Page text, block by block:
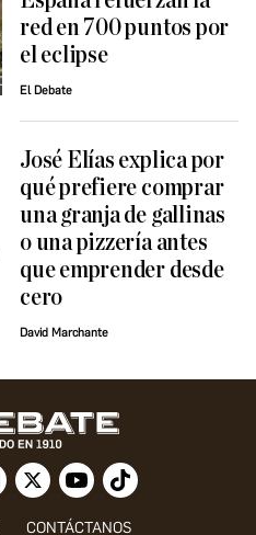
red en 700 puntos por
el eclipse
El Debate
José Elías explica por
qué prefiere comprar
una granja de gallinas
o una pizzería antes
que emprender desde
cero
David Marchante
CONTÁCTANOS